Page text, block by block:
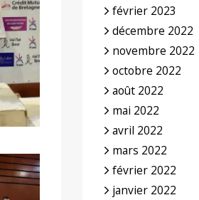
février 2023
décembre 2022
novembre 2022
octobre 2022
août 2022
mai 2022
avril 2022
mars 2022
février 2022
janvier 2022